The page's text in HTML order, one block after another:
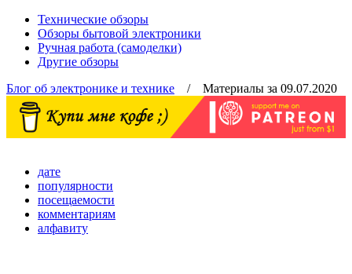
Технические обзоры
Обзоры бытовой электроники
Ручная работа (самоделки)
Другие обзоры
Блог об электронике и технике / Материалы за 09.07.2020
дате
популярности
посещаемости
комментариям
алфавиту